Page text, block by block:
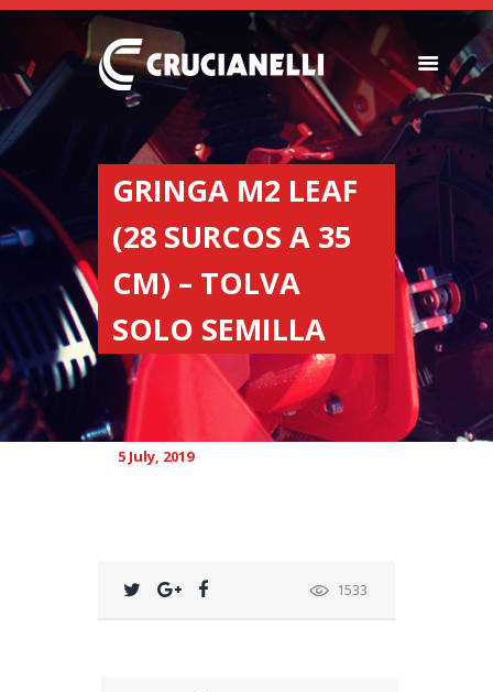
GRINGA M2 LEAF
(28 SURCOS A 35
CM) – TOLVA
SOLO SEMILLA
SEEDERS
FERTILIZER
SPREADERS
ABOUT US
DEALERSHIPS
NEWS
COMPANY
CONTACT
5 July, 2019
1533